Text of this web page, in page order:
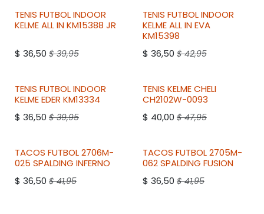
2DO A 50% DESCUENTO
TENIS FUTBOL INDOOR
KELMEALL IN KM15388 JR
$ 36,50 $39,95 2DO A 50% DESCUENTO
TENIS FUTBOL INDOOR
KELMEALL IN EVA
KM15398
$ 36,50 $42,95
2DO A 50% DESCUENTO
TENIS FUTBOL INDOOR
KELMEEDER KM13334
$ 36,50 $39,95
TENIS KELMECHELI
CH2102W-0093
$ 40,00 $47,95
2DO A 50% DESCUENTO
TACOS FUTBOL 2706M-
025 SPALDING INFERNO
$ 36,50 $41,95 2DO A 50% DESCUENTO
TACOS FUTBOL 2705M-
062SPALDING FUSION
$ 36,50 $41,95